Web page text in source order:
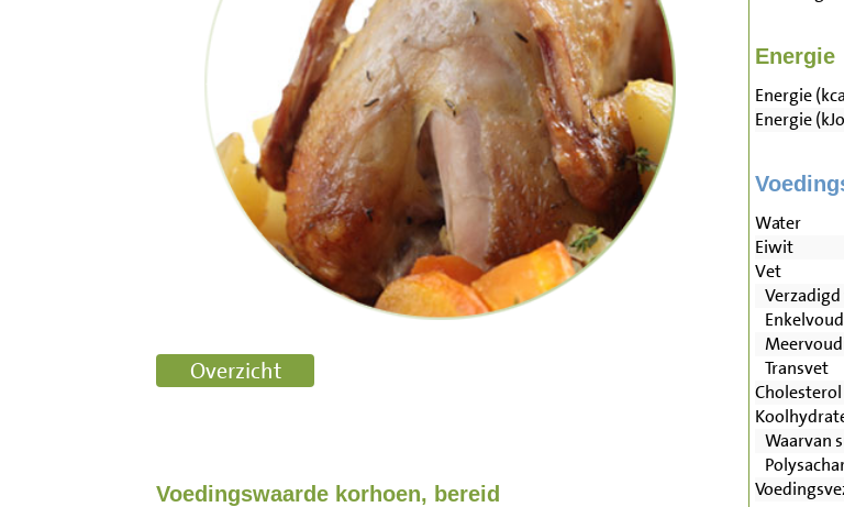
Voedingswaarde korhoen, bereid
Energie
Energie
Energie
Water
Eiwit
Vet
Transvet
Cholesterol
Waarvan